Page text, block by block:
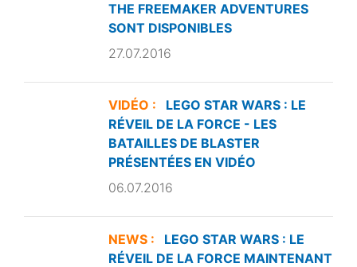
THE FREEMAKER ADVENTURES
SONT DISPONIBLES
27.07.2016
VIDÉO :
LEGO STAR WARS : LE
RÉVEIL DE LA FORCE - LES
BATAILLES DE BLASTER
PRÉSENTÉES EN VIDÉO
06.07.2016
NEWS :
LEGO STAR WARS : LE
RÉVEIL DE LA FORCE MAINTENANT